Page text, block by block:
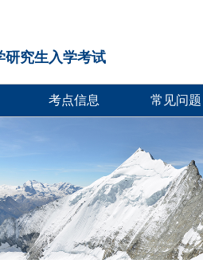
研究生入学考试
考点信息 常见问题